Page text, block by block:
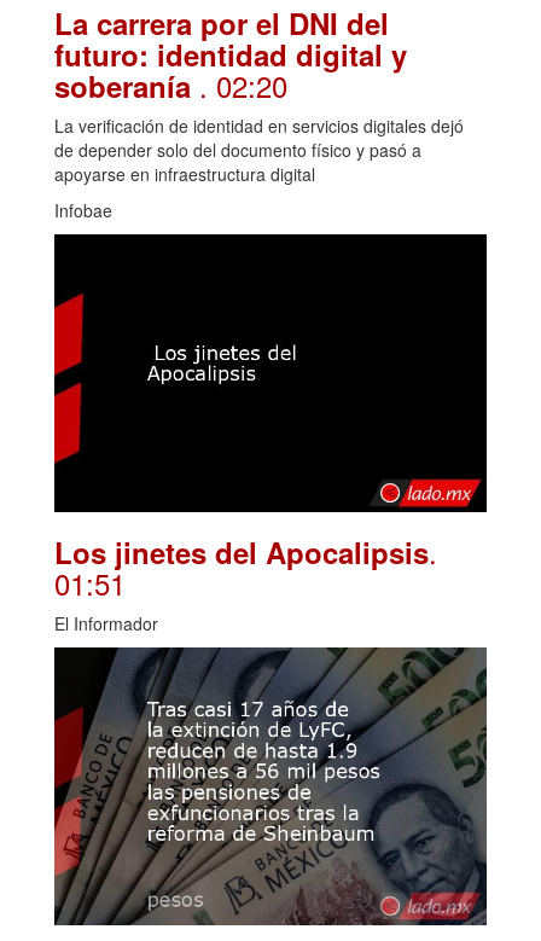
La carrera por el DNI del
futuro: identidad digital y
soberanía . 02:20
La verificación de identidad en servicios digitales dejó
de depender solo del documento físico y pasó a
apoyarse en infraestructura digital
Infobae
Los jinetes del Apocalipsis.
01:51
El Informador